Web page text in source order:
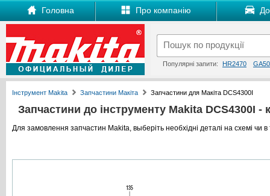
Головна Про компанію
Популярні запити: HR2470
Інструмент Makita Запчастини Макіта Запчастини для Макіта DCS4300I
Запчастини до інструменту Makita DCS4300I -
Для замовлення запчастин Makita, выберіть необхідні деталі на схемі чи в